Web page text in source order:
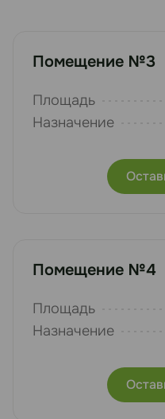
Помещение №3
Площадь
Назначение
Помещение №4
Площадь
Назначение